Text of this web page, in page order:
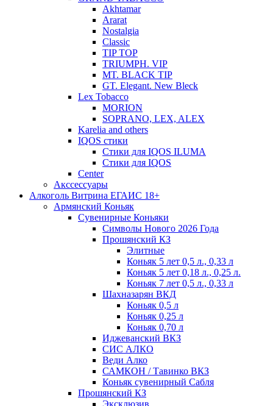
Akhtamar
Ararat
Nostalgia
Classic
TIP TOP
TRIUMPH. VIP
MT. BLACK TIP
GT. Elegant. New Bleck
Lex Tobacco
MORION
SOPRANO, LEX, ALEX
Karelia and others
IQOS стики
Стики для IQOS ILUMA
Стики для IQOS
Сenter
Акссессуары
Алкоголь Витрина ЕГАИС 18+
Армянский Коньяк
Сувенирные Коньяки
Символы Нового 2026 Года
Прошянский КЗ
Элитные
Коньяк 5 лет 0,5 л., 0,33 л
Коньяк 5 лет 0,18 л., 0,25 л.
Коньяк 7 лет 0,5 л., 0,33 л
Шахназарян ВКД
Коньяк 0,5 л
Коньяк 0,25 л
Коньяк 0,70 л
Иджеванский ВКЗ
СИС АЛКО
Веди Алко
САМКОН / Тавинко ВКЗ
Коньяк сувенирный Сабля
Прошянский КЗ
Эксклюзив